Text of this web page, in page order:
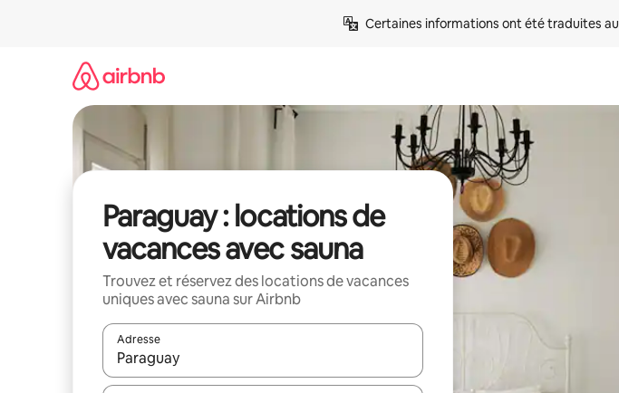
Certaines informations ont été traduites
Paraguay : locations de
vacances avec sauna
Trouvez et réservez des locations de vacances
uniques avec sauna sur Airbnb
Adresse
Lorsque les résultats s'affichent, utilisez les flèches vers le haut et vers le bas pour les